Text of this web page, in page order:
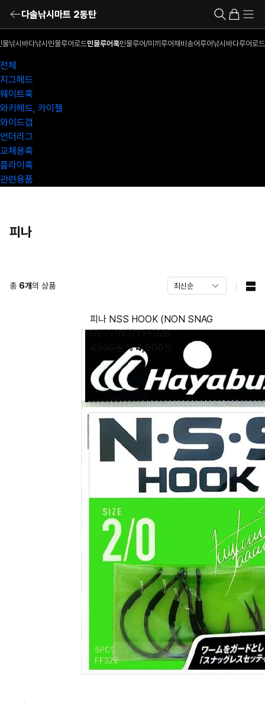
다솔낚시마트 2동탄
물낚시 바다낚시 민물루어로드민물루어훅민물루어/미끼 루어채비 송어루어낚시 바다루어로드
전체
지그헤드
웨이트훅
와키헤드, 카이젤
와이드갭
언더리그
교체용훅
플라이훅
관련용품
피나
총 6개의 상품
피나 NSS HOOK (NON SNAG
SETTING) / FF328
% 4,500